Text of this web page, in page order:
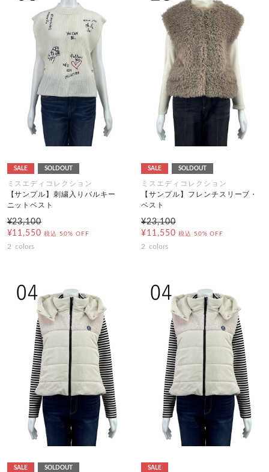
SALE SOLDOUT
ミスエディコレクション
【サンプル】刺繍入りバルキー
ニットベスト
¥23,100
¥11,550 税込 50% OFF
2 colors
SALE SOLDOUT
ミスエディコレクション
【サンプル】フレンチスリーブ・
ベスト
¥23,100
¥11,550 税込 50% OFF
2 colors
SALE SOLDOUT SALE